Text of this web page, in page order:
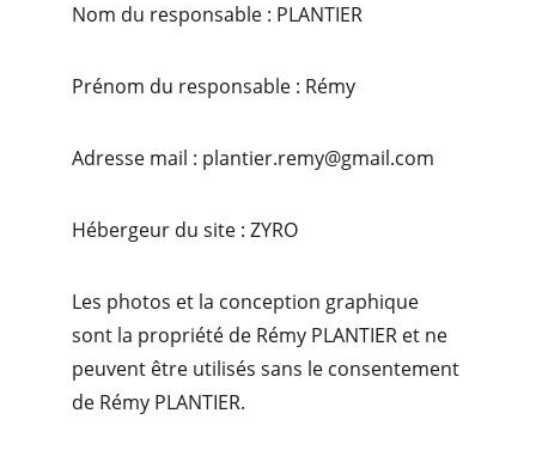
Nom du responsable : PLANTIER
Prénom du responsable : Rémy
Adresse mail : plantier.remy@gmail.com
Hébergeur du site : ZYRO
Les photos et la conception graphique
sont la propriété de Rémy PLANTIER et ne
peuvent être utilisés sans le consentement
de Rémy PLANTIER.